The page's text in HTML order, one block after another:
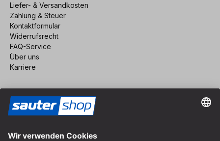
Liefer- & Versandkosten
Zahlung & Steuer
Kontaktformular
Widerrufsrecht
FAQ-Service
Über uns
Karriere